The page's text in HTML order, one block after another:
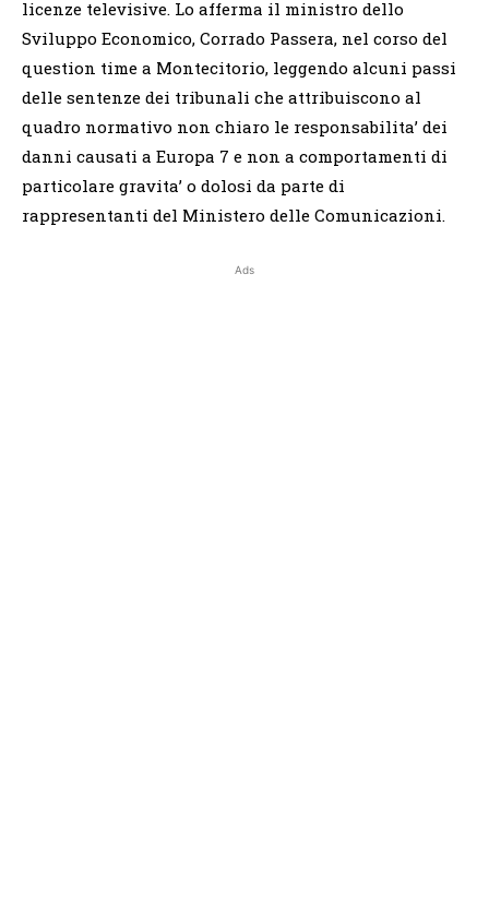
licenze televisive. Lo afferma il ministro dello
Sviluppo Economico, Corrado Passera, nel corso del
question time a Montecitorio, leggendo alcuni passi
delle sentenze dei tribunali che attribuiscono al
quadro normativo non chiaro le responsabilita’ dei
danni causati a Europa 7 e non a comportamenti di
particolare gravita’ o dolosi da parte di
rappresentanti del Ministero delle Comunicazioni.
Ads